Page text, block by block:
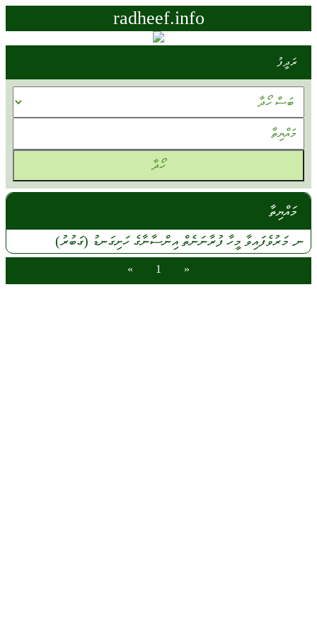
radheef.info
ރަދީފު
މައްޔިތާ
ނ.މަރުވެފައިވާ މީހާ ފުރާނަނެތް އިންސާނާގެހަށިގަނޑު (ގަބުރު)
«
1
»